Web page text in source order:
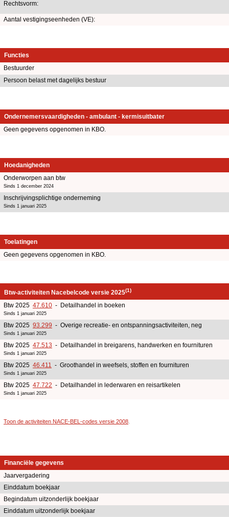
Rechtsvorm:
Aantal vestigingseenheden (VE):
Functies
Bestuurder
Persoon belast met dagelijks bestuur
Ondernemersvaardigheden - ambulant - kermisuitbater
Geen gegevens opgenomen in KBO.
Hoedanigheden
Onderworpen aan btw
Sinds 1 december 2024
Inschrijvingsplichtige onderneming
Sinds 1 januari 2025
Toelatingen
Geen gegevens opgenomen in KBO.
Btw-activiteiten Nacebelcode versie 2025(1)
Btw 2025 47.610 - Detailhandel in boeken
Sinds 1 januari 2025
Btw 2025 93.299 - Overige recreatie- en ontspanningsactiviteiten, neg
Sinds 1 januari 2025
Btw 2025 47.513 - Detailhandel in breigarens, handwerken en fournituren
Sinds 1 januari 2025
Btw 2025 46.411 - Groothandel in weefsels, stoffen en fournituren
Sinds 1 januari 2025
Btw 2025 47.722 - Detailhandel in lederwaren en reisartikelen
Sinds 1 januari 2025
Toon de activiteiten NACE-BEL-codes versie 2008
Financiële gegevens
Jaarvergadering
Einddatum boekjaar
Begindatum uitzonderlijk boekjaar
Einddatum uitzonderlijk boekjaar